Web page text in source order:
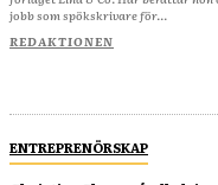
jobb som spökskrivare för...
REDAKTIONEN
ENTREPRENÖRSKAP